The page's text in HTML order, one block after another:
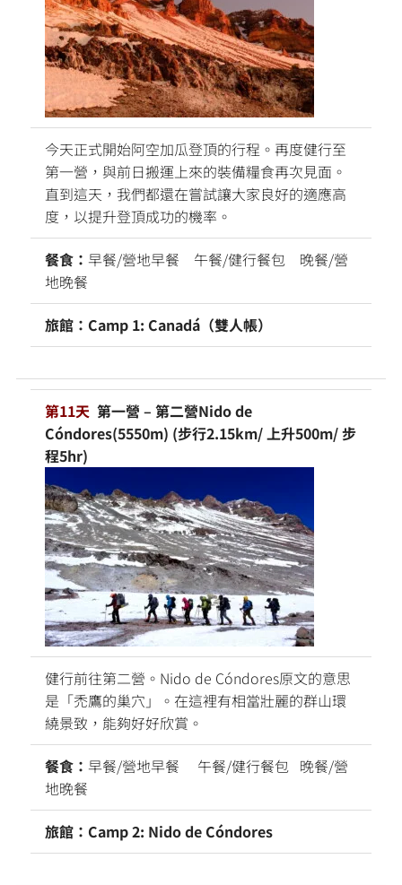
今天正式開始阿空加瓜登頂的行程。再度健行至
第一營，與前日搬運上來的裝備糧食再次見面。
直到這天，我們都還在嘗試讓大家良好的適應高
度，以提升登頂成功的機率。
餐食： 早餐/營地早餐 午餐/健行餐包 晚餐/營
地晚餐
旅館：Camp 1: Canadá（雙人帳）
第11天 第一營 – 第二營Nido de
Cóndores(5550m) (步行2.15km/ 上升500m/ 步
程5hr)
健行前往第二營。Nido de Cóndores原文的意思
是「禿鷹的巢穴」。在這裡有相當壯麗的群山環
繞景致，能夠好好欣賞。
餐食： 早餐/營地早餐 午餐/健行餐包 晚餐/營
地晚餐
旅館：Camp 2: Nido de Cóndores